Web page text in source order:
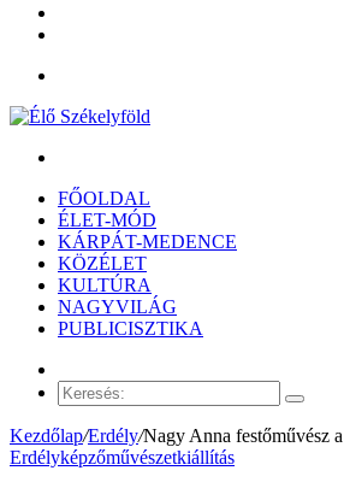
FŐOLDAL
ÉLET-MÓD
KÁRPÁT-MEDENCE
KÖZÉLET
KULTÚRA
NAGYVILÁG
PUBLICISZTIKA
cikk
Kezdőlap/Erdély/Nagy Anna festőművész
Erdélyképzőművészetkiállítás